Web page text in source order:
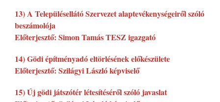
13) A Településellátó Szervezet alaptevékenységeiről szóló
beszámolója
Előterjesztő: Simon Tamás TESZ igazgató
14) Gödi építményadó eltörlésének előkészülete
Előterjesztő: Szilágyi László képviselő
15) Új gödi játszótér létesítéséről szóló javaslat